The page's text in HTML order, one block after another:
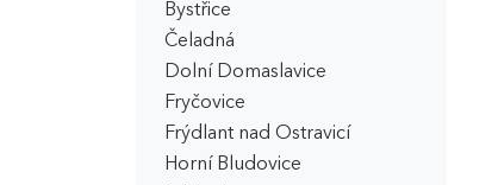
Bystřice
Čeladná
Dolní Domaslavice
Fryčovice
Frýdlant nad Ostravicí
Horní Bludovice